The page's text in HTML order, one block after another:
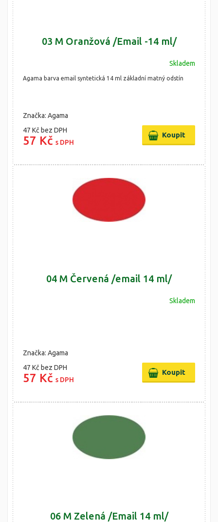
03 M Oranžová /Email -14 ml/
Skladem
Agama barva email syntetická 14 ml základní matný odstín
Značka: Agama
47 Kč bez DPH
57 Kč s DPH
04 M Červená /email 14 ml/
Skladem
Značka: Agama
47 Kč bez DPH
57 Kč s DPH
06 M Zelená /Email 14 ml/